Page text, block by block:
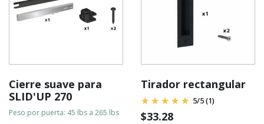
Cierre suave para
SLID'UP 270
Peso por puerta: 45 lbs a 265 lbs
Tirador rectangular
5/5(1)
$33.28